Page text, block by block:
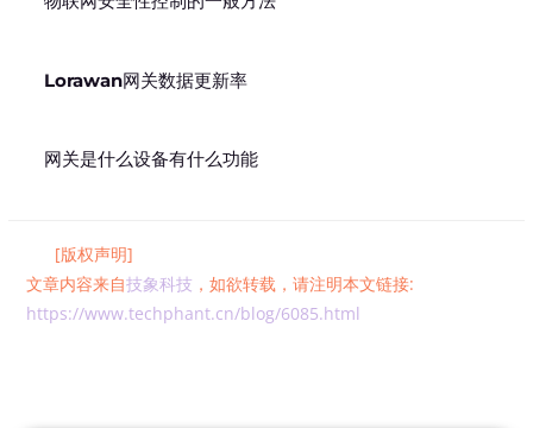
Lorawan网关数据更新率
网关是什么设备有什么功能
[版权声明]
文章内容来自技象科技 ，如欲转载，请注明本文链接:
https://www.techphant.cn/blog/6085.html